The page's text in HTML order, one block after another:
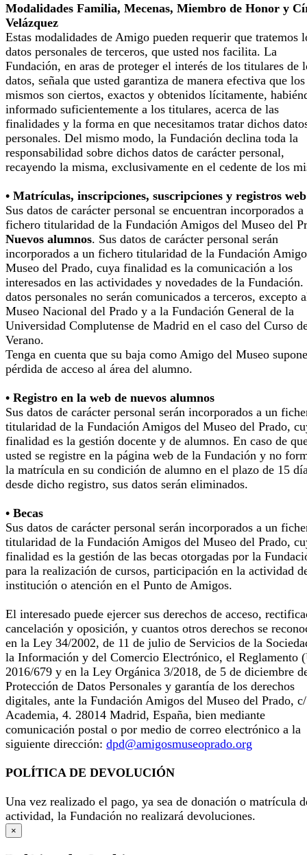
Modalidades Familia, Mecenas, Miembro de Honor y
Velázquez
Estas modalidades de Amigo pueden requerir que tratemos
datos personales de terceros, que usted nos facilita. La
Fundación, en aras de proteger el interés de los titulares de
datos, señala que usted garantiza de manera efectiva que los
mismos son ciertos, exactos y obtenidos lícitamente,
informado suficientemente a los titulares, acerca de las
finalidades y la forma en que necesitamos tratar dichos
personales. Del mismo modo, la Fundación declina toda la
responsabilidad sobre dichos datos de carácter personal,
recayendo la misma, exclusivamente en el cedente de los
• Matrículas, inscripciones, suscripciones y registros web
Sus datos de carácter personal se encuentran incorporados a
fichero titularidad de la Fundación Amigos del Museo del
Nuevos alumnos. Sus datos de carácter personal serán
incorporados a un fichero titularidad de la Fundación
Museo del Prado, cuya finalidad es la comunicación a los
interesados en las actividades y novedades de la Fundación.
datos personales no serán comunicados a terceros, excepto
Museo Nacional del Prado y a la Fundación General de la
Universidad Complutense de Madrid en el caso del Curso
Verano.
Tenga en cuenta que su baja como Amigo del Museo
pérdida de acceso al área del alumno.
• Registro en la web de nuevos alumnos
Sus datos de carácter personal serán incorporados a un
titularidad de la Fundación Amigos del Museo del Prado,
finalidad es la gestión docente y de alumnos. En caso de
usted se registre en la página web de la Fundación y no
la matrícula en su condición de alumno en el plazo de 15
desde dicho registro, sus datos serán eliminados.
• Becas
Sus datos de carácter personal serán incorporados a un
titularidad de la Fundación Amigos del Museo del Prado,
finalidad es la gestión de las becas otorgadas por la
para la realización de cursos, participación en la actividad
institución o atención en el Punto de Amigos.
El interesado puede ejercer sus derechos de acceso,
cancelación y oposición, y cuantos otros derechos se
en la Ley 34/2002, de 11 de julio de Servicios de la
la Información y del Comercio Electrónico, el Reglamento
2016/679 y en la Ley Orgánica 3/2018, de 5 de diciembre
Protección de Datos Personales y garantía de los derechos
digitales, ante la Fundación Amigos del Museo del Prado,
Academia, 4. 28014 Madrid, España, bien mediante
comunicación postal o por medio de correo electrónico a la
siguiente dirección: dpd@amigosmuseoprado.org
POLÍTICA DE DEVOLUCIÓN
Una vez realizado el pago, ya sea de donación o matrícula
actividad, la Fundación no realizará devoluciones.
×